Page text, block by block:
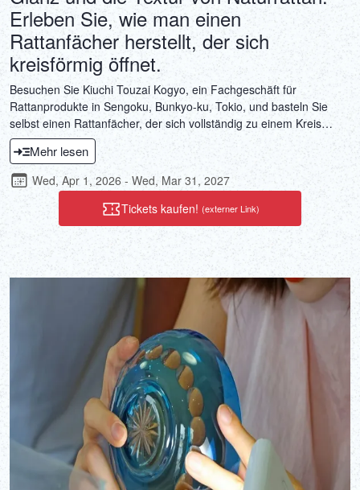
Erleben Sie, wie man einen
Rattanfächer herstellt, der sich
kreisförmig öffnet.
Besuchen Sie Kiuchi Touzai Kogyo, ein Fachgeschäft für
Rattanprodukte in Sengoku, Bunkyo-ku, Tokio, und basteln Sie
selbst einen Rattanfächer, der sich vollständig zu einem Kreis
öffnen lässt. Die Griffe dieser Fächer werden in traditioneller Weise
durch Wickeln und dekoratives Flechten gefertigt. Der Fächer
selbst besteht aus einem neuartigen Washi-Papier aus
Recyclingfasern, hergestellt nach traditionellen
Papierherstellungsmethoden. Kursleiter Hideki Kiuchi führt das
Geschäft in dritter Generation. Er ist zertifizierter traditioneller
Handwerker Tokios und Meisterhandwerker von Bunkyo-ku. Im
Workshop erleben Sie hautnah, wie hart und gleichzeitig
geschmeidig Rattan ist und welches Können die Kunsthandwerker
in diesem Bereich beweisen.
Mehr lesen
Wed, Apr 1, 2026 - Wed, Mar 31, 2027
Tickets kaufen! (externer Link)